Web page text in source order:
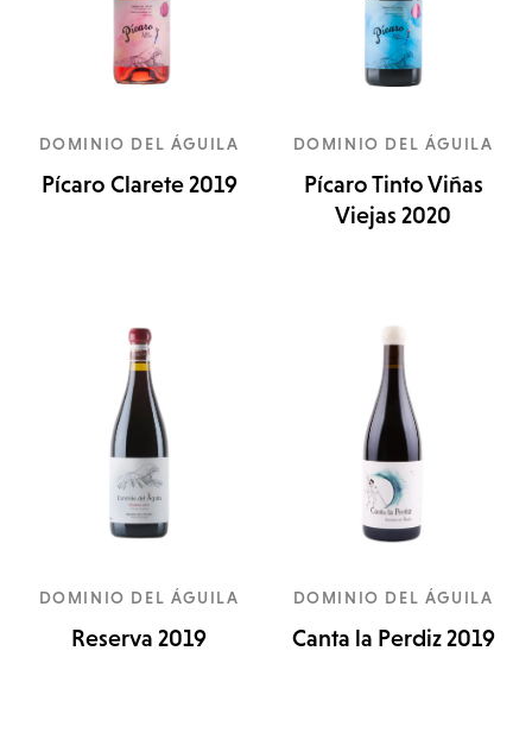
DOMINIO DEL ÁGUILA
Pícaro Clarete 2019
DOMINIO DEL ÁGUILA
Pícaro Tinto Viñas
Viejas 2020
DOMINIO DEL ÁGUILA
Reserva 2019
DOMINIO DEL ÁGUILA
Canta la Perdiz 2019